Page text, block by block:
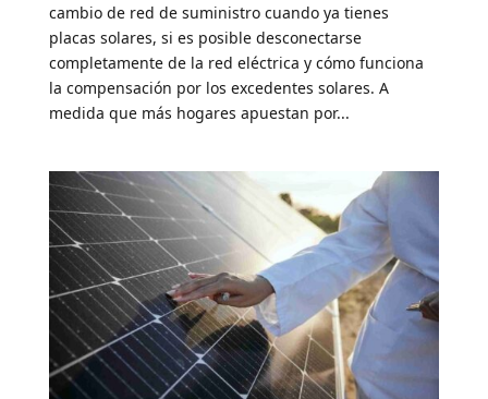
cambio de red de suministro cuando ya tienes
placas solares, si es posible desconectarse
completamente de la red eléctrica y cómo funciona
la compensación por los excedentes solares. A
medida que más hogares apuestan por...